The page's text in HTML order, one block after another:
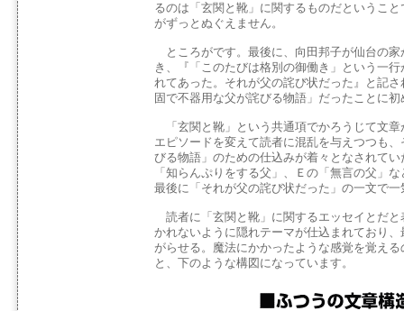
るのは「玄関と靴」に関するものだというこ
がずっとぬぐえません。
ところがです。最後に、向田邦子が仙台の
き、『「このたびは格別の御働き」という一
れてあった。それが父の詫び状だった』と記
固で不器用な父が詫びる物語」だったことに
「玄関と靴」という共通項でかろうじて文
エピソードを変えて読者に混乱を与えつつも
びる物語」のための仕込みが着々となされて
「知らんぷりをする父」、Ｅの「無言の父」
最後に「それが父の詫び状だった」の一文で
読者に「玄関と靴」に関するエッセイとだ
かれないように隠れテーマが仕込まれており
がらせる。魔法にかかったような感覚を覚え
と、下のような構図になっています。